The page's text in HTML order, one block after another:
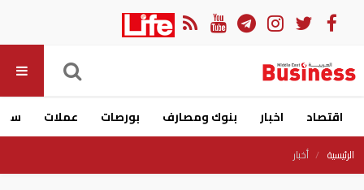
اقتصاد اخبار بنوك ومصارف بورصات عملات
الرئيسية أخبار